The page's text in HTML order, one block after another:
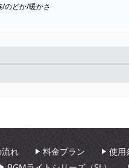
のどか/暖かさ
れ 料金プラン 使用